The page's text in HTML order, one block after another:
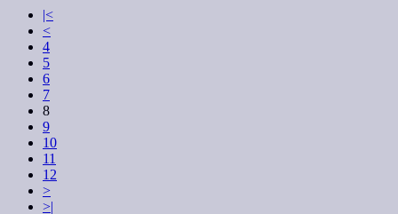
|<
<
4
5
6
7
8
9
10
11
12
>
>|